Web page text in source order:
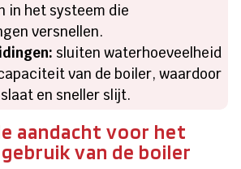
in het systeem die
versnellen.
sluiten waterhoeveelheid
van de boiler, waardoor
en sneller slijt.
aandacht voor het
van de boiler